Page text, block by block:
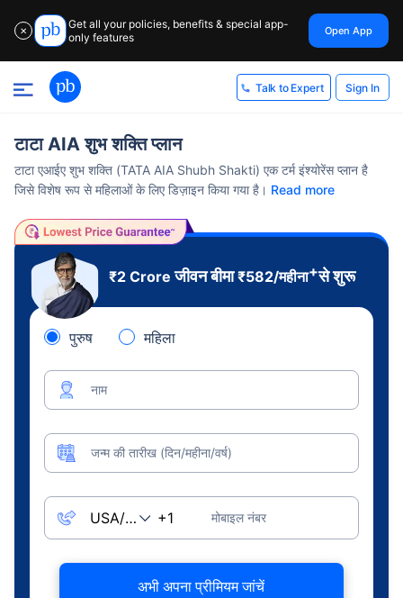
✕
Get all your policies, benefits & special app-
only features
Open App
Talk to Expert Sign In
टाटा AIA शुभ शक्ति प्लान
टाटा एआईए शुभ शक्ति (TATA AIA Shubh Shakti) एक टर्म इंश्योरेंस प्लान है
जिसे विशेष रूप से महिलाओं के लिए डिज़ाइन किया गया है। Read more
₹2 Croreजीवन बीमा₹582/महीना+से शुरू
पुरुष महिला
नाम
जन्म की तारीख (दिन/महीना/वर्ष)
मोबाइल नंबर
अभी अपना प्रीमियम जांचें